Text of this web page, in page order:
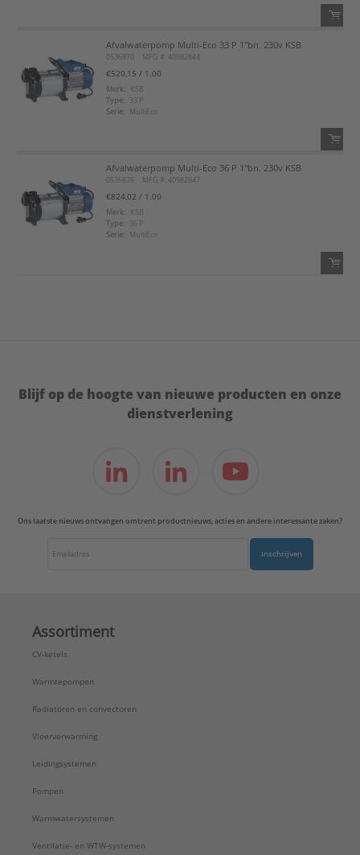
QTY:
Voeg toe aan favorietenlijst
Afvalwaterpomp Multi-Eco 33 P 1"bn. 230v KSB
0536870 MFG #: 40982844
€520,15 / 1.00
Merk:
KSB
Type:
33 P
Serie:
MultiEco
Voeg toe aan favorietenlijst
Afvalwaterpomp Multi-Eco 36 P 1"bn. 230v KSB
0536876 MFG #: 40982847
€824,02 / 1.00
Merk:
KSB
Type:
36 P
Serie:
MultiEco
Blijf op de hoogte van nieuwe producten en onze
dienstverlening
Ons laatste nieuws ontvangen omtrent productnieuws, acties en andere interessante zaken?
Inschrijven
Assortiment
CV-ketels
Warmtepompen
Radiatoren en convectoren
Vloerverwarming
Leidingsystemen
Pompen
Warmwatersystemen
Ventilatie- en WTW-systemen